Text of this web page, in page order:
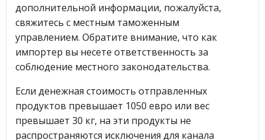
дополнительной информации, пожалуйста,
свяжитесь с местным таможенным
управлением. Обратите внимание, что как
импортер вы несете ответственность за
соблюдение местного законодательства.
Если денежная стоимость отправленных
продуктов превышает 1050 евро или вес
превышает 30 кг, на эти продукты не
распространяются исключения для канала